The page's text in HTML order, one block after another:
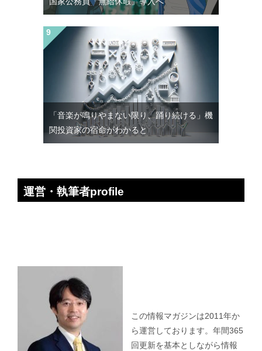
「音楽が鳴りやまない限り、踊り続ける」機
関投資家の宿命がわかると
運営・執筆者profile
この情報マガジンは2011年か
ら運営しております。年間365
回更新を基本としながら情報